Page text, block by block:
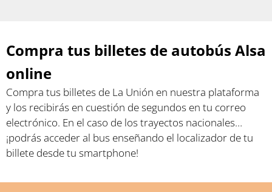
Compra tus billetes de autobús Alsa
online
Compra tus billetes de La Unión en nuestra plataforma
y los recibirás en cuestión de segundos en tu correo
electrónico. En el caso de los trayectos nacionales…
¡podrás acceder al bus enseñando el localizador de tu
billete desde tu smartphone!